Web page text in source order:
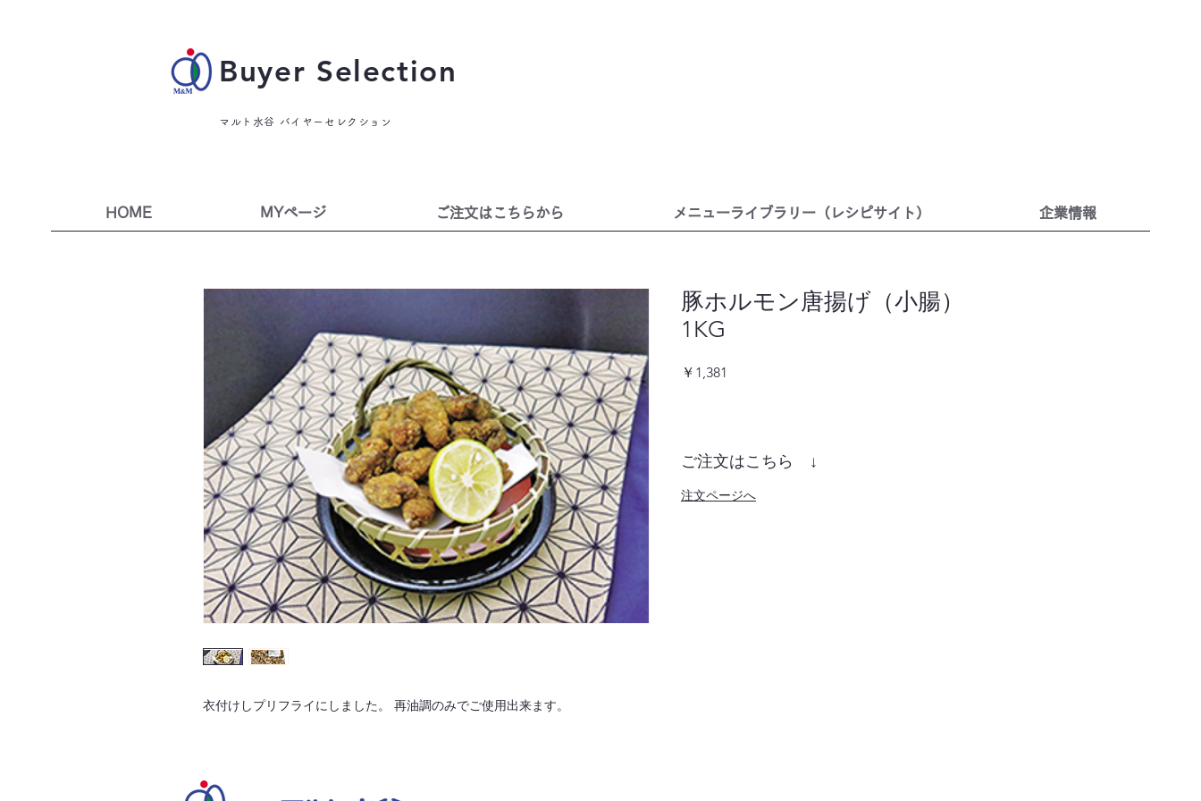
Buyer Selection
マルト水谷 バイヤーセレクション
HOME MYページ ご注文はこちらから メニューライブラリー（レシピサイト） 企業情報
衣付けしプリフライにしました。 再油調のみでご使用出来ます。
豚ホルモン唐揚げ（小腸）
1KG
￥1,381
ご注文はこちら ↓
注文ページへ